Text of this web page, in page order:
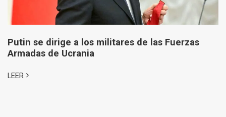
Putin se dirige a los militares de las Fuerzas
Armadas de Ucrania
LEER